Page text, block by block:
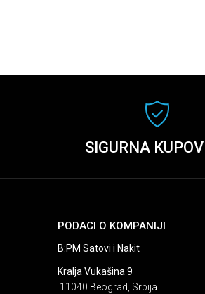
SIGURNA
PODACI O KOMPANIJI
B:PM Satovi i Nakit
Kralja Vukašina 9
11040 Beograd, Srbija